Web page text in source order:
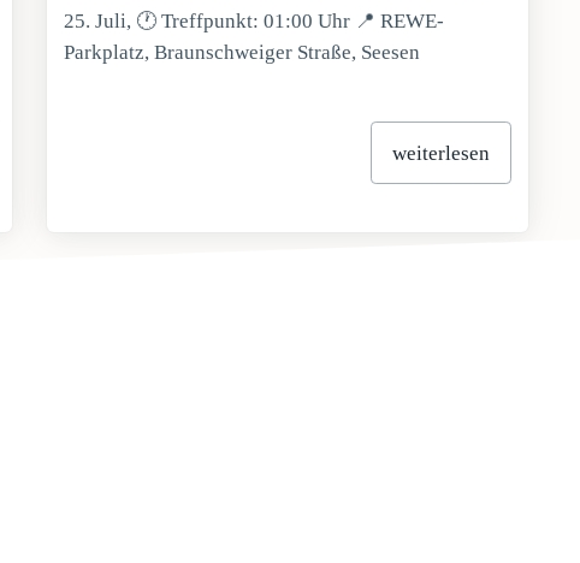
25. Juli, 🕐 Treffpunkt: 01:00 Uhr 📍 REWE-
Parkplatz, Braunschweiger Straße, Seesen
weiterlesen